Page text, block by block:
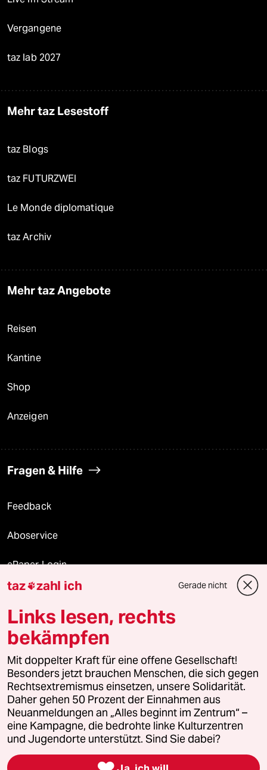
Vergangene
taz lab 2027
Mehr taz Lesestoff
taz Blogs
taz FUTURZWEI
Le Monde diplomatique
taz Archiv
Mehr taz Angebote
Reisen
Kantine
Shop
Anzeigen
Fragen & Hilfe
Feedback
Aboservice
ePaper Login
Downloads für Abonnierende
© 2026 taz Verlags und Vertriebs GmbH
Alle Rechte vorbehalten. Bei rechtlichen Fragen oder für Genehmigungen
wenden Sie sich bitte an lizenzen@taz.de
Feedback Redaktionsstatut Kommune-Richtlinien
Leitlinie Informant Datenschutz Impressum AGB
Seitenwende Einwilligungen widerrufen (Ads)
taz zahl ich Gerade nicht
Links lesen, rechts
bekämpfen
Mit doppelter Kraft für eine offene Gesellschaft!
Besonders jetzt brauchen Menschen, die sich gegen
Rechtsextremismus einsetzen, unsere Solidarität.
Daher gehen 50 Prozent der Einnahmen aus
Neuanmeldungen an „Alles beginnt im Zentrum“ –
eine Kampagne, die bedrohte linke Kulturzentren
und Jugendorte unterstützt. Sind Sie dabei?